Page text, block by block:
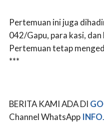
Pertemuan ini juga
042/Gapu, para kasi,
Pertemuan tetap
***
BERITA KAMI ADA DI
Channel WhatsApp